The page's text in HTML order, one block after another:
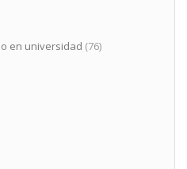
en universidad (76)